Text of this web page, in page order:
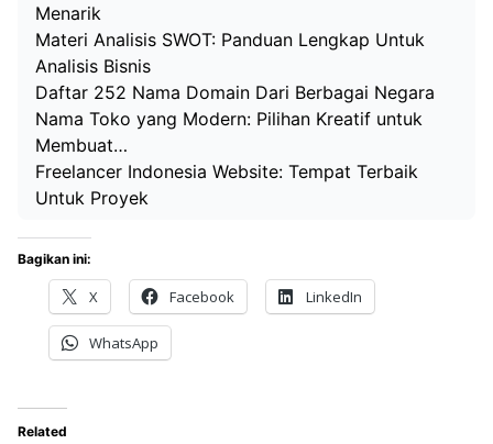
Menarik
Materi Analisis SWOT: Panduan Lengkap Untuk
Analisis Bisnis
Daftar 252 Nama Domain Dari Berbagai Negara
Nama Toko yang Modern: Pilihan Kreatif untuk
Membuat…
Freelancer Indonesia Website: Tempat Terbaik
Untuk Proyek
Bagikan ini:
X Facebook LinkedIn
WhatsApp
Related